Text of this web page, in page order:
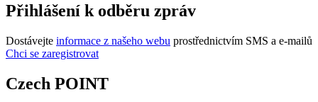
Přihlášení k odběru zpráv
Dostávejte informace z našeho webu prostřednictvím SMS a e-mailů
Chci se zaregistrovat
Czech POINT